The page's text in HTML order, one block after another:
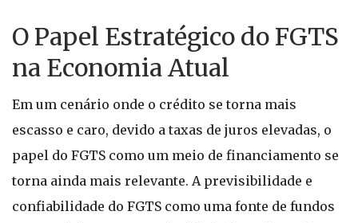
O Papel Estratégico do FGTS
na Economia Atual
Em um cenário onde o crédito se torna mais
escasso e caro, devido a taxas de juros elevadas, o
papel do FGTS como um meio de financiamento se
torna ainda mais relevante. A previsibilidade e
confiabilidade do FGTS como uma fonte de fundos